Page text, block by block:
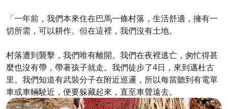
「一年前，我們本來住在巴馬一條村落，生活舒適，擁有一
切所需，可以耕作。但在這裡，我們沒有土地。
村落遭到襲擊，我們唯有離開。我們在夜裡逃亡，匆忙得甚
麼也沒有帶，帶著孩子就走。我們徒步了4日，來到邁杜古
里。我們知道有武裝分子在附近巡邏，所以每當聽到有電單
車或車輛駛近，便要躲藏起來，直至車聲遠去。